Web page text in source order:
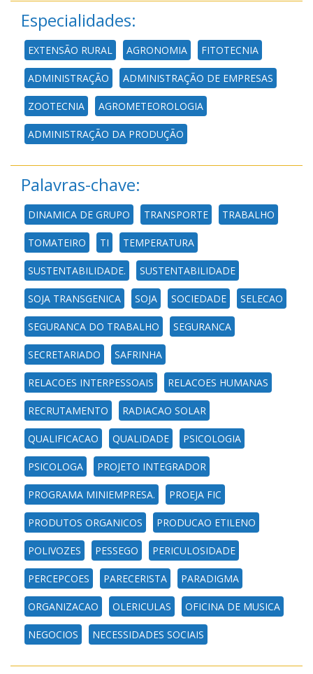
Especialidades:
EXTENSÃO RURAL AGRONOMIA FITOTECNIA
ADMINISTRAÇÃO ADMINISTRAÇÃO DE EMPRESAS
ZOOTECNIA AGROMETEOROLOGIA
ADMINISTRAÇÃO DA PRODUÇÃO
Palavras-chave:
DINAMICA DE GRUPO TRANSPORTE TRABALHO
TOMATEIRO TI TEMPERATURA
SUSTENTABILIDADE. SUSTENTABILIDADE
SOJA TRANSGENICA SOJA SOCIEDADE SELECAO
SEGURANCA DO TRABALHO SEGURANCA
SECRETARIADO SAFRINHA
RELACOES INTERPESSOAIS RELACOES HUMANAS
RECRUTAMENTO RADIACAO SOLAR
QUALIFICACAO QUALIDADE PSICOLOGIA
PSICOLOGA PROJETO INTEGRADOR
PROGRAMA MINIEMPRESA. PROEJA FIC
PRODUTOS ORGANICOS PRODUCAO ETILENO
POLIVOZES PESSEGO PERICULOSIDADE
PERCEPCOES PARECERISTA PARADIGMA
ORGANIZACAO OLERICULAS OFICINA DE MUSICA
NEGOCIOS NECESSIDADES SOCIAIS